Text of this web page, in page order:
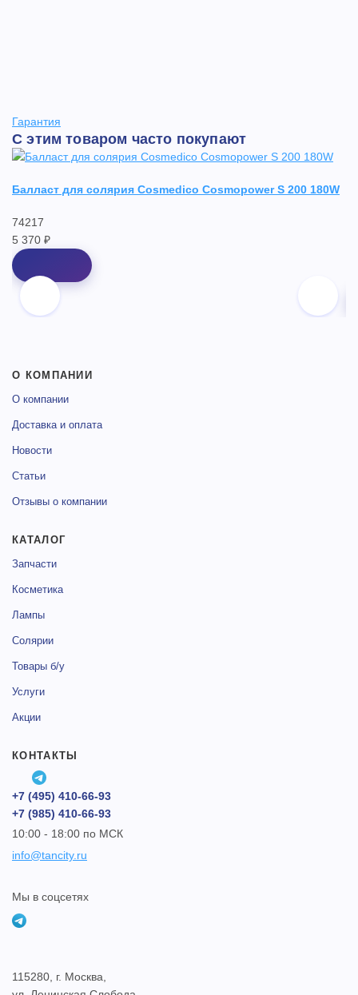
Гарантия
С этим товаром часто покупают
Балласт для солярия Cosmedico Cosmopower S 200 180W
74217
5 370 ₽
О КОМПАНИИ
О компании
Доставка и оплата
Новости
Статьи
Отзывы о компании
КАТАЛОГ
Запчасти
Косметика
Лампы
Солярии
Товары б/у
Услуги
Акции
КОНТАКТЫ
+7 (495) 410-66-93
+7 (985) 410-66-93
10:00 - 18:00 по МСК
info@tancity.ru
Мы в соцсетях
115280, г. Москва,